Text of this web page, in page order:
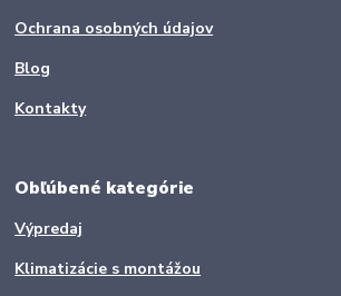
Ochrana osobných údajov
Blog
Kontakty
Obľúbené kategórie
Výpredaj
Klimatizácie s montážou